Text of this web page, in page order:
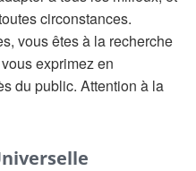
circonstances.
vous êtes à la recherche
exprimez en
du public. Attention à la